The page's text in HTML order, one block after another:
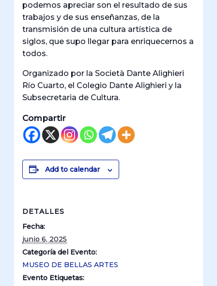
podemos apreciar son el resultado de sus
trabajos y de sus enseñanzas, de la
transmisión de una cultura artística de
siglos, que supo llegar para enriquecernos a
todos.
Organizado por la Società Dante Alighieri
Río Cuarto, el Colegio Dante Alighieri y la
Subsecretaria de Cultura.
Compartir
Add to calendar
DETALLES
Fecha:
junio 6, 2025
Categoría del Evento:
MUSEO DE BELLAS ARTES
Evento Etiquetas: